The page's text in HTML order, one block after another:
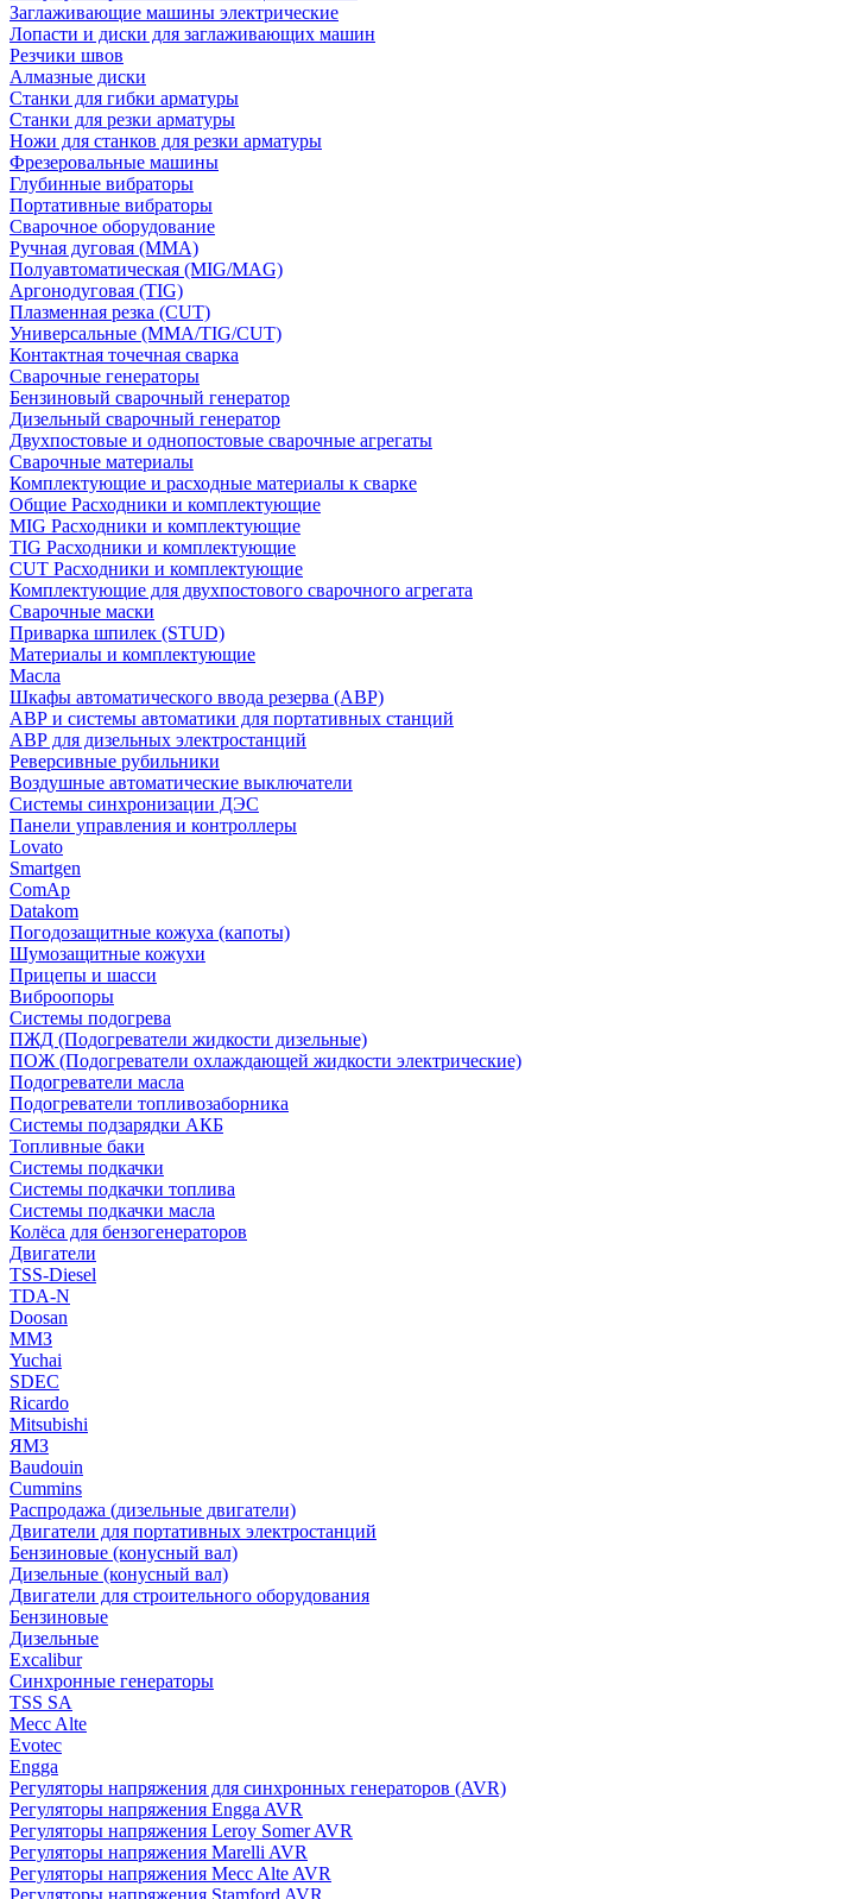
Заглаживающие машины электрические
Лопасти и диски для заглаживающих машин
Резчики швов
Алмазные диски
Станки для гибки арматуры
Станки для резки арматуры
Ножи для станков для резки арматуры
Фрезеровальные машины
Глубинные вибраторы
Портативные вибраторы
Сварочное оборудование
Ручная дуговая (MMA)
Полуавтоматическая (MIG/MAG)
Аргонодуговая (TIG)
Плазменная резка (CUT)
Универсальные (MMA/TIG/CUT)
Контактная точечная сварка
Сварочные генераторы
Бензиновый сварочный генератор
Дизельный сварочный генератор
Двухпостовые и однопостовые сварочные агрегаты
Сварочные материалы
Комплектующие и расходные материалы к сварке
Общие Расходники и комплектующие
MIG Расходники и комплектующие
TIG Расходники и комплектующие
CUT Расходники и комплектующие
Комплектующие для двухпостового сварочного агрегата
Сварочные маски
Приварка шпилек (STUD)
Материалы и комплектующие
Масла
Шкафы автоматического ввода резерва (АВР)
АВР и системы автоматики для портативных станций
АВР для дизельных электростанций
Реверсивные рубильники
Воздушные автоматические выключатели
Системы синхронизации ДЭС
Панели управления и контроллеры
Lovato
Smartgen
ComAp
Datakom
Погодозащитные кожуха (капоты)
Шумозащитные кожухи
Прицепы и шасси
Виброопоры
Системы подогрева
ПЖД (Подогреватели жидкости дизельные)
ПОЖ (Подогреватели охлаждающей жидкости электрические)
Подогреватели масла
Подогреватели топливозаборника
Системы подзарядки АКБ
Топливные баки
Системы подкачки
Системы подкачки топлива
Системы подкачки масла
Колёса для бензогенераторов
Двигатели
TSS-Diesel
TDA-N
Doosan
ММЗ
Yuchai
SDEC
Ricardo
Mitsubishi
ЯМЗ
Baudouin
Cummins
Распродажа (дизельные двигатели)
Двигатели для портативных электростанций
Бензиновые (конусный вал)
Дизельные (конусный вал)
Двигатели для строительного оборудования
Бензиновые
Дизельные
Excalibur
Синхронные генераторы
TSS SA
Mecc Alte
Evotec
Engga
Регуляторы напряжения для синхронных генераторов (AVR)
Регуляторы напряжения Engga AVR
Регуляторы напряжения Leroy Somer AVR
Регуляторы напряжения Marelli AVR
Регуляторы напряжения Mecc Alte AVR
Регуляторы напряжения Stamford AVR